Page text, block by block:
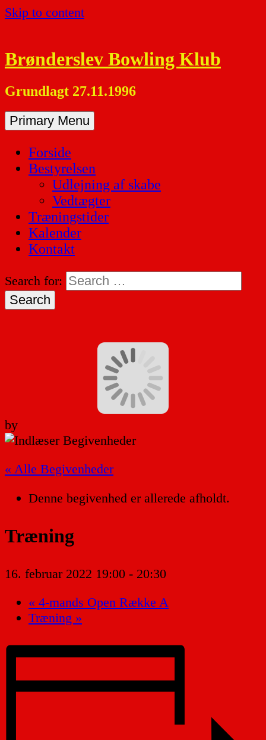
Skip to content
Brønderslev Bowling Klub
Grundlagt 27.11.1996
Primary Menu
Forside
Bestyrelsen
Udlejning af skabe
Vedtægter
Træningstider
Kalender
Kontakt
Search for:
by
« Alle Begivenheder
Denne begivenhed er allerede afholdt.
Træning
16. februar 2022 19:00 - 20:30
« 4-mands Open Række A
Træning »